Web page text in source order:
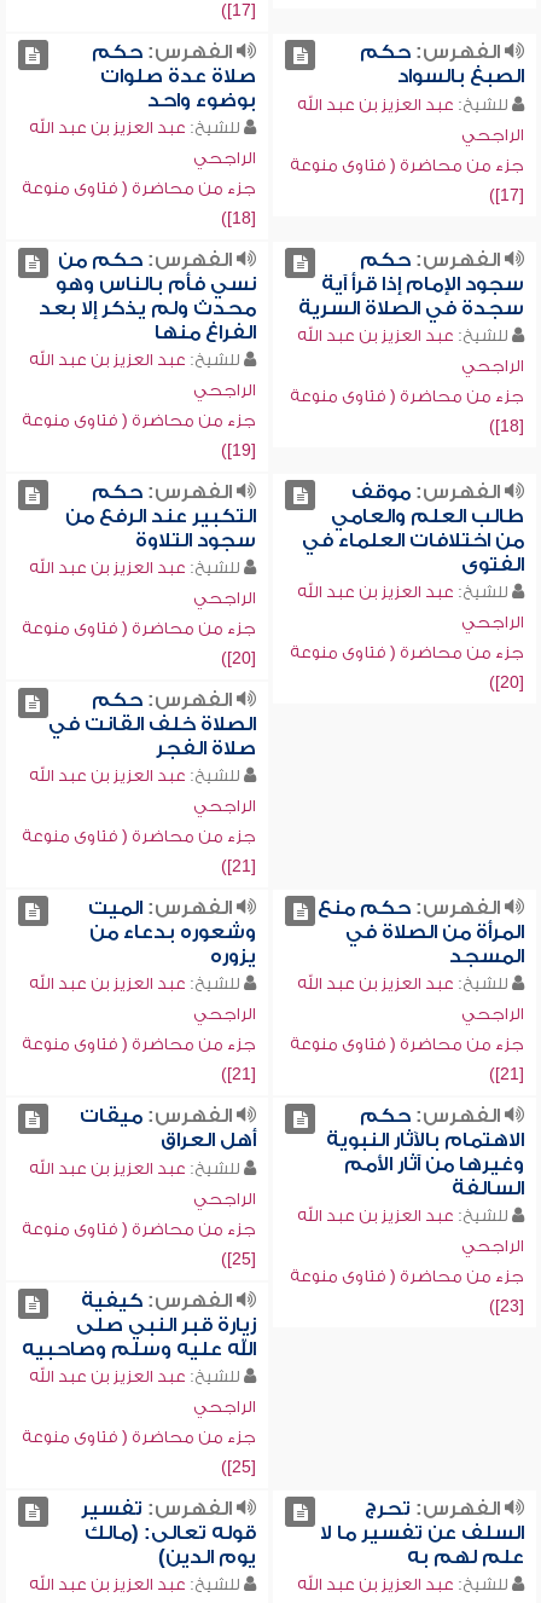
[17])
الفهرس:حكم
الصبغ بالسواد
للشيخ: عبد العزيز بن عبد الله
الراجحي
جزء من محاضرة ( فتاوى منوعة
[17])
الفهرس:حكم
صلاة عدة صلوات
بوضوء واحد
للشيخ: عبد العزيز بن عبد الله
الراجحي
جزء من محاضرة ( فتاوى منوعة
[18])
الفهرس:حكم
سجود الإمام إذا قرأ آية
سجدة في الصلاة السرية
للشيخ: عبد العزيز بن عبد الله
الراجحي
جزء من محاضرة ( فتاوى منوعة
[18])
الفهرس:حكم من
نسي فأم بالناس وهو
محدث ولم يذكر إلا بعد
الفراغ منها
للشيخ: عبد العزيز بن عبد الله
الراجحي
جزء من محاضرة ( فتاوى منوعة
[19])
الفهرس:موقف
طالب العلم والعامي
من اختلافات العلماء في
الفتوى
للشيخ: عبد العزيز بن عبد الله
الراجحي
جزء من محاضرة ( فتاوى منوعة
[20])
الفهرس:حكم
التكبير عند الرفع من
سجود التلاوة
للشيخ: عبد العزيز بن عبد الله
الراجحي
جزء من محاضرة ( فتاوى منوعة
[20])
الفهرس:حكم
الصلاة خلف القانت في
صلاة الفجر
للشيخ: عبد العزيز بن عبد الله
الراجحي
جزء من محاضرة ( فتاوى منوعة
[21])
الفهرس:حكم منع
المرأة من الصلاة في
المسجد
للشيخ: عبد العزيز بن عبد الله
الراجحي
جزء من محاضرة ( فتاوى منوعة
[21])
الفهرس:الميت
وشعوره بدعاء من
يزوره
للشيخ: عبد العزيز بن عبد الله
الراجحي
جزء من محاضرة ( فتاوى منوعة
[21])
الفهرس:حكم
الاهتمام بالآثار النبوية
وغيرها من آثار الأمم
السالفة
للشيخ: عبد العزيز بن عبد الله
الراجحي
جزء من محاضرة ( فتاوى منوعة
[23])
الفهرس:ميقات
أهل العراق
للشيخ: عبد العزيز بن عبد الله
الراجحي
جزء من محاضرة ( فتاوى منوعة
[25])
الفهرس:كيفية
زيارة قبر النبي صلى
الله عليه وسلم وصاحبيه
للشيخ: عبد العزيز بن عبد الله
الراجحي
جزء من محاضرة ( فتاوى منوعة
[25])
الفهرس: تحرج
السلف عن تفسير ما لا
علم لهم به
للشيخ: عبد العزيز بن عبد الله
الفهرس: تفسير
قوله تعالى: (مالك
يوم الدين)
للشيخ: عبد العزيز بن عبد الله